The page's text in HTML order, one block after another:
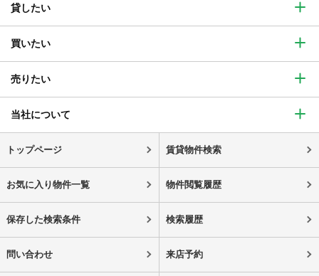
貸したい
買いたい
売りたい
当社について
トップページ 賃貸物件検索
お気に入り物件一覧 物件閲覧履歴
保存した検索条件 検索履歴
問い合わせ 来店予約